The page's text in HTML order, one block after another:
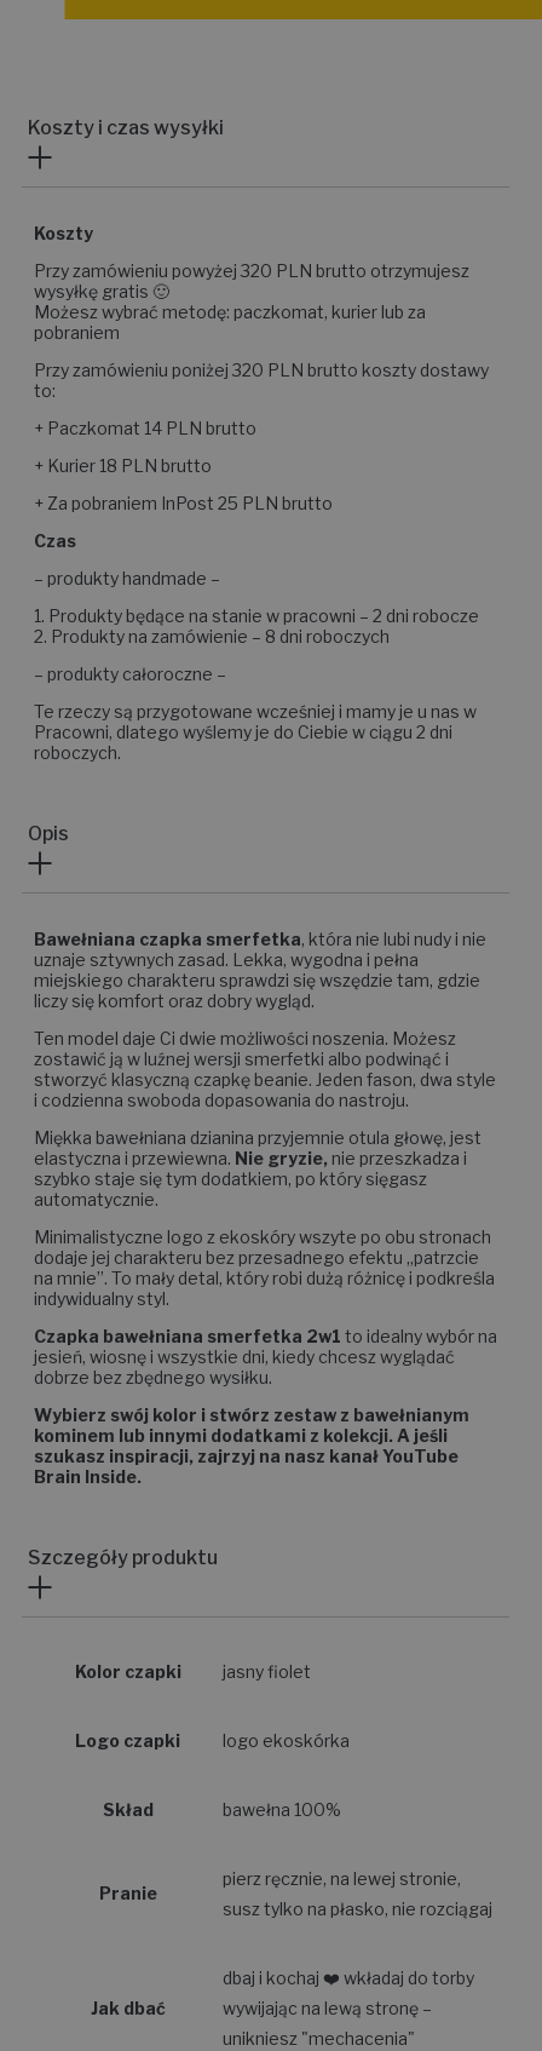
Koszty i czas wysyłki
Koszty
Przy zamówieniu powyżej 320 PLN brutto otrzymujesz
wysyłkę gratis 🙂
Możesz wybrać metodę: paczkomat, kurier lub za
pobraniem
Przy zamówieniu poniżej 320 PLN brutto koszty dostawy
to:
+ Paczkomat 14 PLN brutto
+ Kurier 18 PLN brutto
+ Za pobraniem InPost 25 PLN brutto
Czas
– produkty handmade –
1. Produkty będące na stanie w pracowni – 2 dni robocze
2. Produkty na zamówienie – 8 dni roboczych
– produkty całoroczne –
Te rzeczy są przygotowane wcześniej i mamy je u nas w
Pracowni, dlatego wyślemy je do Ciebie w ciągu 2 dni
roboczych.
Opis
Bawełniana czapka smerfetka, która nie lubi nudy i nie
uznaje sztywnych zasad. Lekka, wygodna i pełna
miejskiego charakteru sprawdzi się wszędzie tam, gdzie
liczy się komfort oraz dobry wygląd.
Ten model daje Ci dwie możliwości noszenia. Możesz
zostawić ją w luźnej wersji smerfetki albo podwinąć i
stworzyć klasyczną czapkę beanie. Jeden fason, dwa style
i codzienna swoboda dopasowania do nastroju.
Miękka bawełniana dzianina przyjemnie otula głowę, jest
elastyczna i przewiewna. Nie gryzie, nie przeszkadza i
szybko staje się tym dodatkiem, po który sięgasz
automatycznie.
Minimalistyczne logo z ekoskóry wszyte po obu stronach
dodaje jej charakteru bez przesadnego efektu „patrzcie
na mnie”. To mały detal, który robi dużą różnicę i podkreśla
indywidualny styl.
Czapka bawełniana smerfetka 2w1 to idealny wybór na
jesień, wiosnę i wszystkie dni, kiedy chcesz wyglądać
dobrze bez zbędnego wysiłku.
Wybierz swój kolor i stwórz zestaw z bawełnianym
kominem lub innymi dodatkami z kolekcji. A jeśli
szukasz inspiracji, zajrzyj na nasz kanał YouTube
Brain Inside.
Szczegóły produktu
Kolor czapki jasny fiolet
Logo czapki logo ekoskórka
Skład bawełna 100%
Pranie
pierz ręcznie, na lewej stronie,
susz tylko na płasko, nie rozciągaj
Jak dbać
dbaj i kochaj ❤️ wkładaj do torby
wywijając na lewą stronę –
unikniesz "mechacenia"